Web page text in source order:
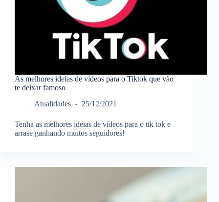
As melhores ideias de vídeos para o Tiktok que vão
te deixar famoso
Atualidades
25/12/2021
Tenha as melhores ideias de vídeos para o tik tok e
arrase ganhando muitos seguidores!